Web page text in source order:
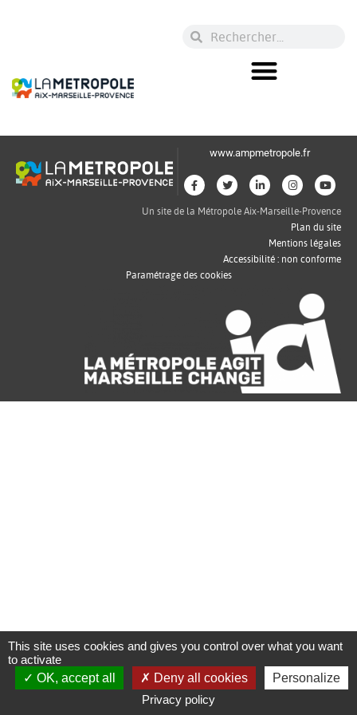
www.ampmetropole.fr
Un site de la Métropole Aix-Marseille-Provence
Plan du site
Mentions légales
Accessibilité : non conforme
Paramétrage des cookies
This site uses cookies and gives you control over what you want
to activate
OK, accept all
Deny all cookies
Personalize
Privacy policy